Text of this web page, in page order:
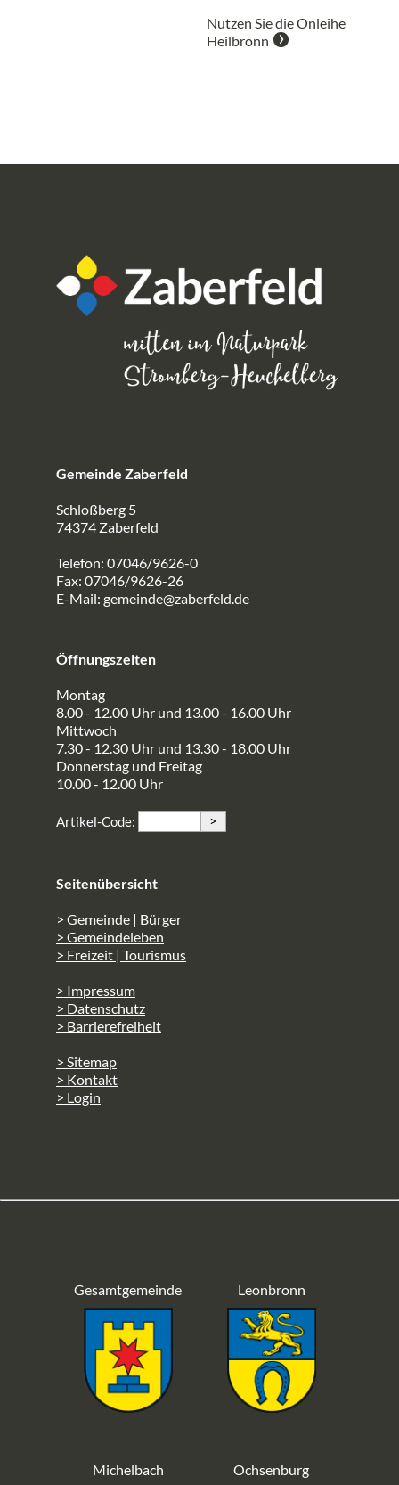
Nutzen Sie die Onleihe
Heilbronn
Gemeinde Zaberfeld
Schloßberg 5
74374 Zaberfeld
Telefon: 07046/9626-0
Fax: 07046/9626-26
E-Mail: gemeinde@zaberfeld.de
Öffnungszeiten
Montag
8.00 - 12.00 Uhr und 13.00 - 16.00 Uhr
Mittwoch
7.30 - 12.30 Uhr und 13.30 - 18.00 Uhr
Donnerstag und Freitag
10.00 - 12.00 Uhr
Artikel-Code: >
Seitenübersicht
> Gemeinde | Bürger
> Gemeindeleben
> Freizeit | Tourismus
> Impressum
> Datenschutz
> Barrierefreiheit
> Sitemap
> Kontakt
> Login
Gesamtgemeinde Leonbronn
Michelbach Ochsenburg